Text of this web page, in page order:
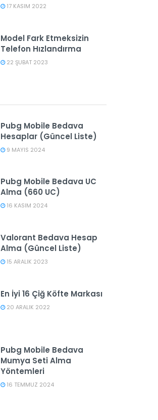
17 KASIM 2022
Model Fark Etmeksizin
Telefon Hızlandırma
22 ŞUBAT 2023
Pubg Mobile Bedava
Hesaplar (Güncel Liste)
9 MAYIS 2024
Pubg Mobile Bedava UC
Alma (660 UC)
16 KASIM 2024
Valorant Bedava Hesap
Alma (Güncel Liste)
15 ARALIK 2023
En İyi 16 Çiğ Köfte Markası
20 ARALIK 2022
Pubg Mobile Bedava
Mumya Seti Alma
Yöntemleri
16 TEMMUZ 2024